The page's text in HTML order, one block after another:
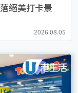
絕美打卡景
2026.08.05